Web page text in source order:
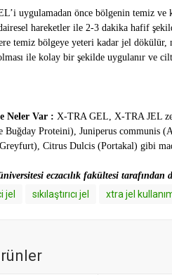
uygulamadan önce bölgenin temiz
hareketler ile 2-3 dakika hafif
temiz bölgeye yeteri kadar jel dökülür,
ile kolay bir şekilde uygulanır ve
Neler Var : X-TRA GEL, X-TRA JEL
Buğday Proteini), Juniperus communis
Citrus Dulcis (Portakal) gibi
eczacılık fakültesi
jel sıkılaştırıcı jel xtra jel